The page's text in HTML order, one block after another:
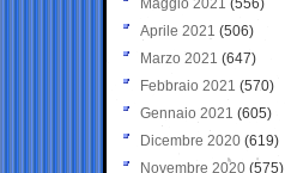
Maggio 2021 (556)
Aprile 2021 (506)
Marzo 2021 (647)
Febbraio 2021 (570)
Gennaio 2021 (605)
Dicembre 2020 (619)
Novembre 2020 (575)